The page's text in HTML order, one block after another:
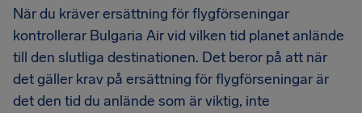
När du kräver ersättning för flygförseningar
kontrollerar Bulgaria Air vid vilken tid planet anlände
till den slutliga destinationen. Det beror på att när
det gäller krav på ersättning för flygförseningar är
det den tid du anlände som är viktig, inte